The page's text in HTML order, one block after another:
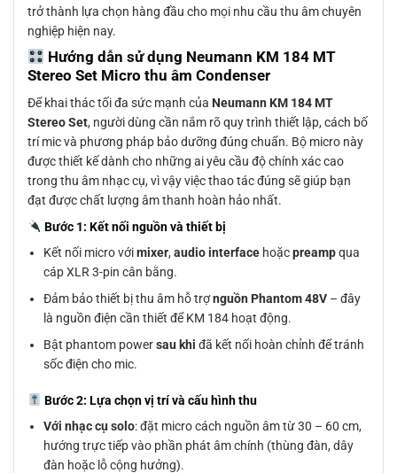
trở thành lựa chọn hàng đầu cho mọi nhu cầu thu âm chuyên
nghiệp hiện nay.
Hướng dẫn sử dụng Neumann KM 184 MT
Stereo Set Micro thu âm Condenser
Để khai thác tối đa sức mạnh của Neumann KM 184 MT
Stereo Set, người dùng cần nắm rõ quy trình thiết lập, cách bố
trí mic và phương pháp bảo dưỡng đúng chuẩn. Bộ micro này
được thiết kế dành cho những ai yêu cầu độ chính xác cao
trong thu âm nhạc cụ, vì vậy việc thao tác đúng sẽ giúp bạn
đạt được chất lượng âm thanh hoàn hảo nhất.
Bước 1: Kết nối nguồn và thiết bị
Kết nối micro vớimixer,audio interface hoặcpreampqua
cáp XLR 3-pin cân bằng.
Đảm bảo thiết bị thu âm hỗ trợnguồn Phantom 48V – đây
là nguồn điện cần thiết để KM 184 hoạt động.
Bật phantom powersau khi đã kết nối hoàn chỉnh để tránh
sốc điện cho mic.
Bước 2: Lựa chọn vị trí và cấu hình thu
Với nhạc cụ solo: đặt micro cách nguồn âm từ 30 – 60 cm,
hướng trực tiếp vào phần phát âm chính (thùng đàn, dây
đàn hoặc lỗ cộng hưởng).